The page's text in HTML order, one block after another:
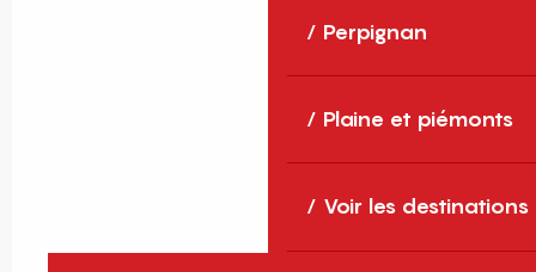
Perpignan
Plaine et piémonts
Voir les destinations